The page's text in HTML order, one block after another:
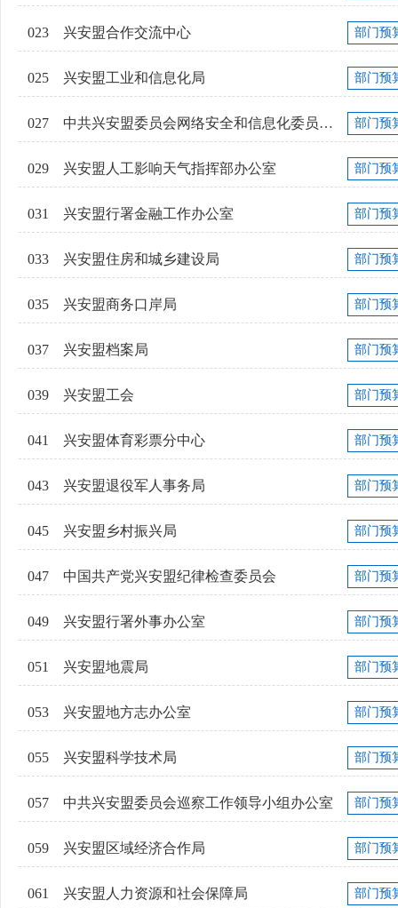
023 兴安盟合作交流中心 部门预
025 兴安盟工业和信息化局 部门预
027 中共兴安盟委员会网络安全和信息化委员会... 部门预
029 兴安盟人工影响天气指挥部办公室 部门预
031 兴安盟行署金融工作办公室 部门预
033 兴安盟住房和城乡建设局 部门预
035 兴安盟商务口岸局 部门预
037 兴安盟档案局 部门预
039 兴安盟工会 部门预
041 兴安盟体育彩票分中心 部门预
043 兴安盟退役军人事务局 部门预
045 兴安盟乡村振兴局 部门预
047 中国共产党兴安盟纪律检查委员会 部门预
049 兴安盟行署外事办公室 部门预
051 兴安盟地震局 部门预
053 兴安盟地方志办公室 部门预
055 兴安盟科学技术局 部门预
057 中共兴安盟委员会巡察工作领导小组办公室 部门预
059 兴安盟区域经济合作局 部门预
061 兴安盟人力资源和社会保障局 部门预